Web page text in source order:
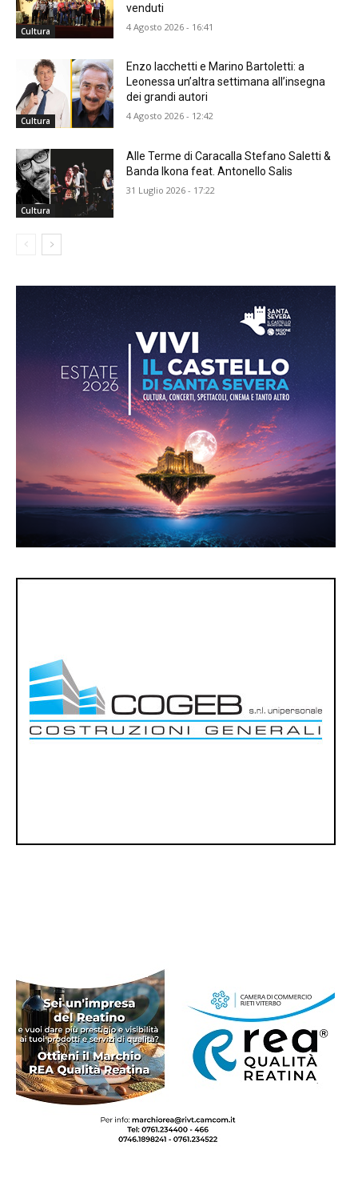
Cultura
venduti
4 Agosto 2026 - 16:41
Cultura
Enzo Iacchetti e Marino Bartoletti: a
Leonessa un’altra settimana all’insegna
dei grandi autori
4 Agosto 2026 - 12:42
Cultura
Alle Terme di Caracalla Stefano Saletti &
Banda Ikona feat. Antonello Salis
31 Luglio 2026 - 17:22